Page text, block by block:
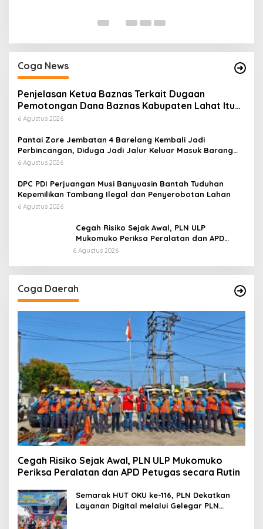
Coga News
Penjelasan Ketua Baznas Terkait Dugaan
Pemotongan Dana Baznas Kabupaten Lahat Itu
Tidak Benar
6 Agustus 2026
Pantai Zore Jembatan 4 Barelang Kembali Jadi
Perbincangan, Diduga Jadi Jalur Keluar Masuk Barang
Tanpa Dokumen Kepabeanan, Nama Berinisial WL
di Kawasan Pesisir
6 Agustus 2026
DPC PDI Perjuangan Musi Banyuasin Bantah Tuduhan
Kepemilikan Tambang Ilegal dan Penyerobotan Lahan
6 Agustus 2026
Cegah Risiko Sejak Awal, PLN ULP
Mukomuko Periksa Peralatan dan APD
Petugas secara Rutin
6 Agustus 2026
Coga Daerah
Cegah Risiko Sejak Awal, PLN ULP Mukomuko
Periksa Peralatan dan APD Petugas secara Rutin
Semarak HUT OKU ke-116, PLN Dekatkan
Layanan Digital melalui Gelegar PLN